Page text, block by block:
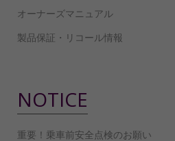
オーナーズマニュアル
製品保証・リコール情報
NOTICE
重要！乗車前安全点検のお願い